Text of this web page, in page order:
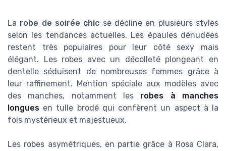
La robe de soirée chic se décline en plusieurs styles
selon les tendances actuelles. Les épaules dénudées
restent très populaires pour leur côté sexy mais
élégant. Les robes avec un décolleté plongeant en
dentelle séduisent de nombreuses femmes grâce à
leur raffinement. Mention spéciale aux modèles avec
des manches, notamment les robes à manches
longues en tulle brodé qui confèrent un aspect à la
fois mystérieux et majestueux.
Les robes asymétriques, en partie grâce à Rosa Clara,